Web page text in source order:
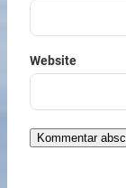
Website